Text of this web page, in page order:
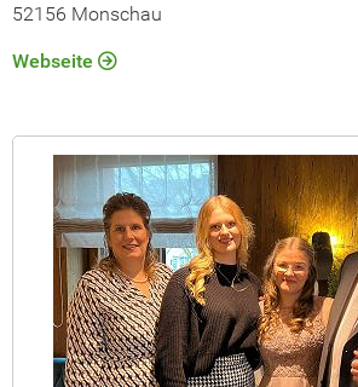
52156 Monschau
Webseite